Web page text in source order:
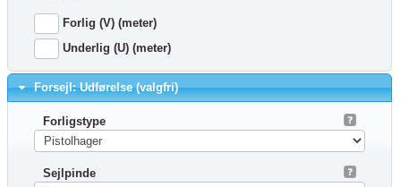
Forlig (V) (meter)
Underlig (U) (meter)
Forsejl: Udførelse (valgfri)
Forligstype
Sejlpinde